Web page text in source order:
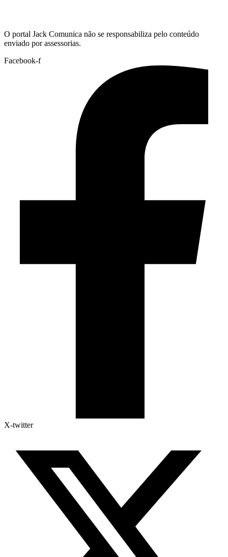
O portal Jack Comunica não se responsabiliza pelo conteúdo
enviado por assessorias.
Facebook-f
X-twitter